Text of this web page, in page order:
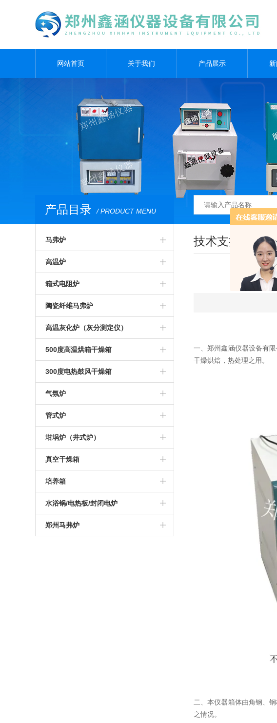
网站首页 关于我们 产品展示
产品目录 / PRODUCT MENU
马弗炉
智能马弗炉
高温马弗炉
箱式马弗炉
节能马弗炉
工业马弗炉
一体马弗炉
实验室马弗炉
可编程马弗炉
硅碳棒马弗炉
硅钼棒马弗炉
智能一体马弗炉
高温炉
箱式预热炉
智能高温炉
工业高温炉
箱式高温炉
高温实验炉
高温加热炉
高温煅烧炉
硅碳棒高温炉
可编程高温炉
实验室高温炉
箱式电阻炉
高温箱式炉
智能箱式炉
箱式沾火炉
高温箱式电阻炉
中温箱式电阻炉
工业箱式电阻炉
高温保温箱式炉
硅碳棒箱式电阻炉
可编程箱式电阻炉
实验室箱式电阻炉
1000度箱式电阻炉
陶瓷纤维马弗炉
氧化锆烧结炉
陶瓷纤维箱式炉
陶瓷纤维高温炉
陶瓷纤维箱式电阻炉
陶瓷纤维高温电阻炉
1000度陶瓷纤维马弗炉
1200度陶瓷纤维马弗炉
1400度陶瓷纤维马弗炉
1600度陶瓷纤维马弗炉
1700度陶瓷纤维马弗炉
高温灰化炉（灰分测定仪）
高温灰化炉
灰分测定仪
煤炭灰分测定仪
塑料灰分测定仪
石油灰分测定仪
500度高温烘箱干燥箱
500度高温烘箱
300度电热鼓风干燥箱
烘箱
鼓风干燥箱
恒温干燥箱
气氛炉
高温气氛炉
箱式气氛炉
真空气氛炉
箱式真空气氛炉
高温箱式真空气氛炉
管式炉
高温管式炉
真空管式炉
气氛管式炉
管式实验炉
实验室管式炉
坩埚炉（井式炉）
坩埚电阻炉
真空井式炉
电加热坩埚炉
真空干燥箱
真空烘箱
培养箱
电热恒温干燥培养箱
恒温培养箱
水浴锅/电热板/封闭电炉
电热板
郑州马弗炉
技术支持
一、郑州鑫涵仪器设备有
干燥烘焙，热处理之用。
二、本仪器箱体由角钢、
之情况。